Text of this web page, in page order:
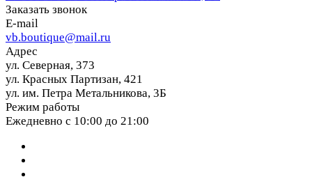
Заказать звонок
E-mail
vb.boutique@mail.ru
Адрес
ул. Северная, 373
ул. Красных Партизан, 421
ул. им. Петра Метальникова, 3Б
Режим работы
Ежедневно с 10:00 до 21:00